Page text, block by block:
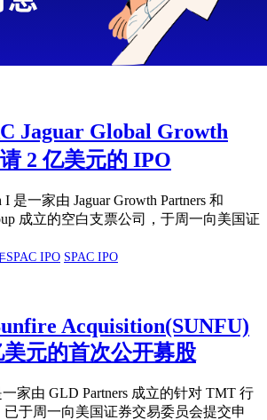
Jaguar Global Growth
2 亿美元的 IPO
I 是一家由 Jaguar Growth Partners 和
成立的空白支票公司，于周一向美国证
SPAC IPO SPAC IPO
Acquisition(SUNFU)
元的首次公开募股
一家由 GLD Partners 成立的针对 TMT 行
于周一向美国证券交易委员会提交申